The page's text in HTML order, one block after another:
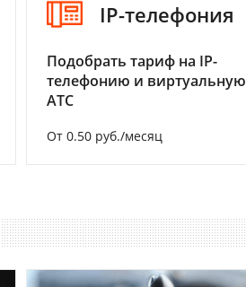
IP-телефония
Подобрать тариф на IP-
телефонию и виртуальную
АТС
От 0.50 руб./месяц